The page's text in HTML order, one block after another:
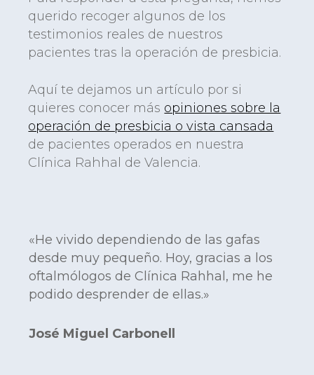
querido recoger algunos de los
testimonios reales de nuestros
pacientes tras la operación de presbicia.
Aquí te dejamos un artículo por si
quieres conocer más opiniones sobre la
operación de presbicia o vista cansada
de pacientes operados en nuestra
Clínica Rahhal de Valencia.
«He vivido dependiendo de las gafas
desde muy pequeño. Hoy, gracias a los
oftalmólogos de Clínica Rahhal, me he
podido desprender de ellas.»
José Miguel Carbonell